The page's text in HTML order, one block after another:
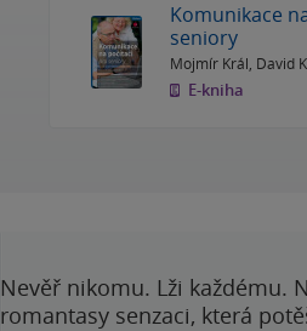
Komunikace
seniory
Mojmír Král David
E-kniha
Nevěř nikomu. Lži každému.
romantasy senzaci, která